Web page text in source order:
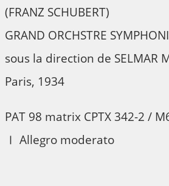
(FRANZ SCHUBERT)
GRAND ORCHSTRE
sous la direction de SELMAR
Paris, 1934
PAT 98 matrix CPTX 342-2 /
Ⅰ Allegro moderato